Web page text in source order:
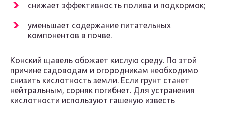
снижает эффективность полива и подкормок;
уменьшает содержание питательных
компонентов в почве.
Конский щавель обожает кислую среду. По этой
причине садоводам и огородникам необходимо
снизить кислотность земли. Если грунт станет
нейтральным, сорняк погибнет. Для устранения
кислотности используют гашеную известь